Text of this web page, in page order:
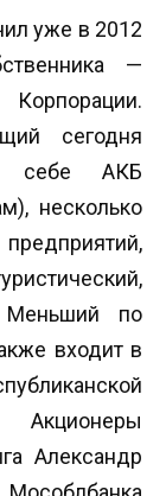
уже в 2012
—
сегодня
себе АКБ
несколько
Меньший по
входит в
Александр